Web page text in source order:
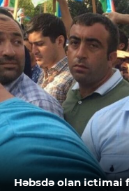
Həbsdə olan ictimai